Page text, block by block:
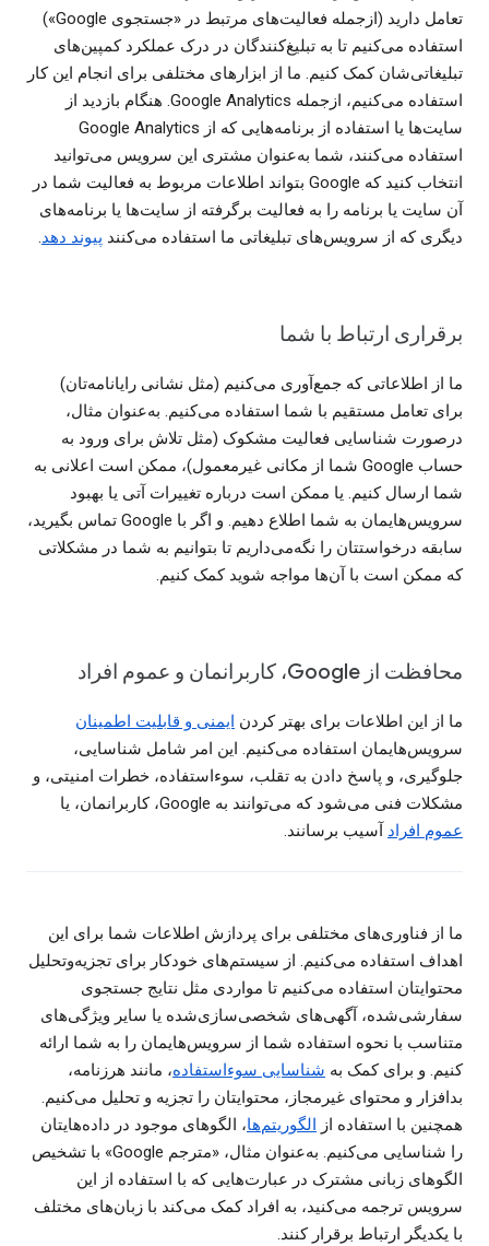
تعامل دارید (ازجمله فعالیت‌های مرتبط در «جستجوی Google»)
استفاده می‌کنیم تا به تبلیغ‌کنندگان در درک عملکرد کمپین‌های
تبلیغاتی‌شان کمک کنیم. ما از ابزارهای مختلفی برای انجام این کار
استفاده می‌کنیم، ازجمله Google Analytics. هنگام بازدید از
سایت‌ها یا استفاده از برنامه‌هایی که از Google Analytics
استفاده می‌کنند، شما به‌عنوان مشتری این سرویس می‌توانید
انتخاب کنید که Google بتواند اطلاعات مربوط به فعالیت شما در
آن سایت یا برنامه را به فعالیت برگرفته از سایت‌ها یا برنامه‌های
دیگری که از سرویس‌های تبلیغاتی ما استفاده می‌کنند پیوند دهد.
برقراری ارتباط با شما
ما از اطلاعاتی که جمع‌آوری می‌کنیم (مثل نشانی رایانامه‌تان)
برای تعامل مستقیم با شما استفاده می‌کنیم. به‌عنوان مثال،
درصورت شناسایی فعالیت مشکوک (مثل تلاش برای ورود به
حساب Google شما از مکانی غیرمعمول)، ممکن است اعلانی به
شما ارسال کنیم. یا ممکن است درباره تغییرات آتی یا بهبود
سرویس‌هایمان به شما اطلاع دهیم. و اگر با Google تماس بگیرید،
سابقه درخواستتان را نگه‌می‌داریم تا بتوانیم به شما در مشکلاتی
که ممکن است با آن‌ها مواجه شوید کمک کنیم.
محافظت از Google، کاربرانمان و عموم افراد
ما از این اطلاعات برای بهتر کردن ایمنی و قابلیت اطمینان
سرویس‌هایمان استفاده می‌کنیم. این امر شامل شناسایی،
جلوگیری، و پاسخ دادن به تقلب، سوءاستفاده، خطرات امنیتی، و
مشکلات فنی می‌شود که می‌توانند به Google، کاربرانمان، یا
عموم افراد آسیب برسانند.
ما از فناوری‌های مختلفی برای پردازش اطلاعات شما برای این
اهداف استفاده می‌کنیم. از سیستم‌های خودکار برای تجزیه‌وتحلیل
محتوایتان استفاده می‌کنیم تا مواردی مثل نتایج جستجوی
سفارشی‌شده، آگهی‌های شخصی‌‏سازی‌‏شده یا سایر ویژگی‌های
متناسب با نحوه استفاده شما از سرویس‌هایمان را به شما ارائه
کنیم. و برای کمک به شناسایی سو‌ءاستفاده، مانند هرزنامه،
بدافزار و محتوای غیرمجاز، محتوایتان را تجزیه و تحلیل می‌کنیم.
همچنین با استفاده از الگوریتم‌ها، الگوهای موجود در داده‌هایتان
را شناسایی می‌کنیم. به‌عنوان مثال، «مترجم Google» با تشخیص
الگوهای زبانی مشترک در عبارت‌هایی که با استفاده از این
سرویس ترجمه می‌کنید، به افراد کمک می‌کند با زبان‌های مختلف
با یکدیگر ارتباط برقرار کنند.